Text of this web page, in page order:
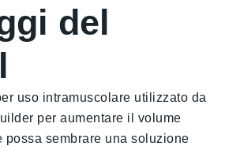
del
uso intramuscolare utilizzato da
per aumentare il volume
possa sembrare una soluzione